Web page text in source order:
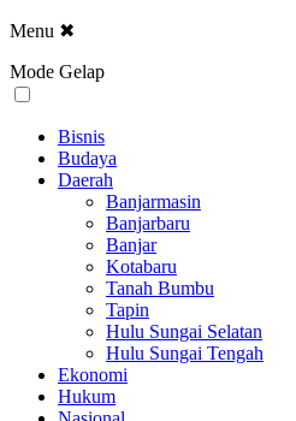
Menu ✖
Mode Gelap
Bisnis
Budaya
Daerah
Banjarmasin
Banjarbaru
Banjar
Kotabaru
Tanah Bumbu
Tapin
Hulu Sungai Selatan
Hulu Sungai Tengah
Ekonomi
Hukum